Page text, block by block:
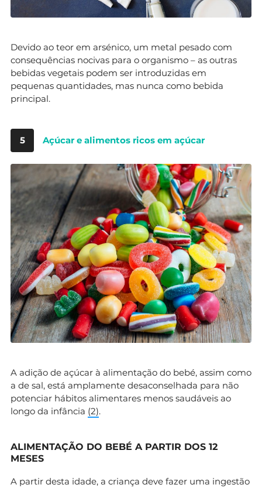
Devido ao teor em arsénico, um metal pesado com
consequências nocivas para o organismo – as outras
bebidas vegetais podem ser introduzidas em
pequenas quantidades, mas nunca como bebida
principal.
5 Açúcar e alimentos ricos em açúcar
A adição de açúcar à alimentação do bebé, assim como
a de sal, está amplamente desaconselhada para não
potenciar hábitos alimentares menos saudáveis ao
longo da infância (2).
ALIMENTAÇÃO DO BEBÉ A PARTIR DOS 12
MESES
A partir desta idade, a criança deve fazer uma ingestão